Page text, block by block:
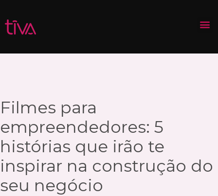
Filmes para
empreendedores: 5
histórias que irão te
inspirar na construção do
seu negócio